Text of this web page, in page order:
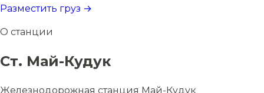
Разместить груз →
О станции
Ст. Май-Кудук
Железнодорожная станция Май-Кудук